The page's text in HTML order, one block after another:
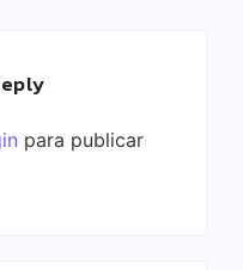
para publicar